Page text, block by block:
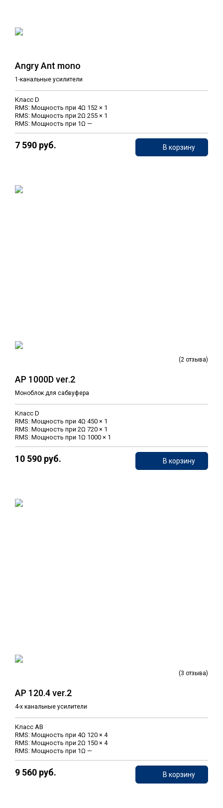
Angry Ant mono
1-канальные усилители
Класс D
RMS: Мощность при 4Ω 152 × 1
RMS: Мощность при 2Ω 255 × 1
RMS: Мощность при 1Ω —
7 590 руб. В корзину
(2 отзыва)
AP 1000D ver.2
Моноблок для сабвуфера
Класс D
RMS: Мощность при 4Ω 450 × 1
RMS: Мощность при 2Ω 720 × 1
RMS: Мощность при 1Ω 1000 × 1
10 590 руб. В корзину
(3 отзыва)
AP 120.4 ver.2
4-х канальные усилители
Класс AB
RMS: Мощность при 4Ω 120 × 4
RMS: Мощность при 2Ω 150 × 4
RMS: Мощность при 1Ω —
9 560 руб. В корзину